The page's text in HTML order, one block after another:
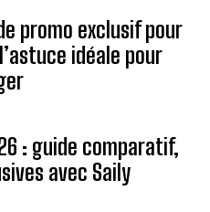
promo exclusif pour
idéale pour
: guide comparatif,
avec Saily